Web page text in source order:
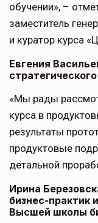
обучении», –
заместитель
и куратор курса
Евгения
«Мы рады
курса в
результаты
продуктовые
детальной
Ирина
бизнес-практик
Высшей школы